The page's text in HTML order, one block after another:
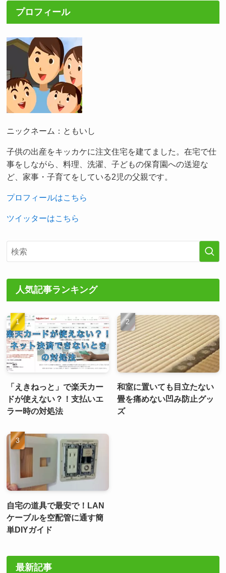
プロフィール
ニックネーム：ともいし
子供の出産をキッカケに注文住宅を建てました。在宅で仕
事をしながら、料理、洗濯、子どもの保育園への送迎な
ど、家事・子育てをしている2児の父親です。
プロフィールはこちら
ツイッターはこちら
人気記事ランキング
「えきねっと」で楽天カー
ドが使えない？！支払いエ
ラー時の対処法
和室に置いても目立たない
畳を痛めない凹み防止グッ
ズ
自宅の道具で最安で！LAN
ケーブルを空配管に通す簡
単DIYガイド
最新記事